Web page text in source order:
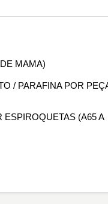
MAMA)
/ PARAFINA POR
(A65 A